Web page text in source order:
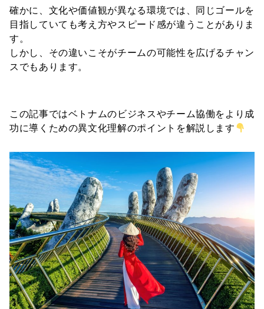
確かに、文化や価値観が異なる環境では、同じゴールを
目指していても考え方やスピード感が違うことがありま
す。
しかし、その違いこそがチームの可能性を広げるチャン
スでもあります。
この記事ではベトナムのビジネスやチーム協働をより成
功に導くための異文化理解のポイントを解説します